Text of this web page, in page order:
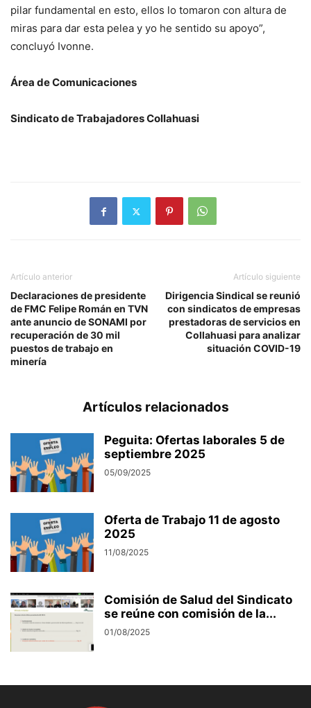
pilar fundamental en esto, ellos lo tomaron con altura de
miras para dar esta pelea y yo he sentido su apoyo”,
concluyó Ivonne.
Área de Comunicaciones
Sindicato de Trabajadores Collahuasi
Artículo anterior
Declaraciones de presidente
de FMC Felipe Román en TVN
ante anuncio de SONAMI por
recuperación de 30 mil
puestos de trabajo en
minería
Artículo siguiente
Dirigencia Sindical se reunió
con sindicatos de empresas
prestadoras de servicios en
Collahuasi para analizar
situación COVID-19
Artículos relacionados
Peguita: Ofertas laborales 5 de
septiembre 2025
05/09/2025
Oferta de Trabajo 11 de agosto
2025
11/08/2025
Comisión de Salud del Sindicato
se reúne con comisión de la...
01/08/2025